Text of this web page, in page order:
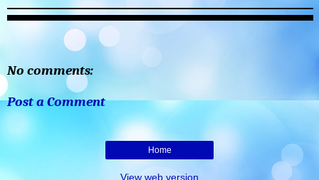
No comments:
Post a Comment
Home
View web version